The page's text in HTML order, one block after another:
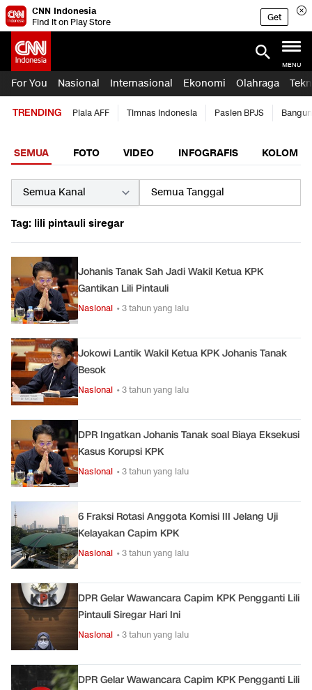
CNN Indonesia
Find it on Play Store
Get
MENU
For You Nasional Internasional Ekonomi Olahraga
TRENDING Piala AFF Timnas Indonesia Pasien BPJS
SEMUA FOTO VIDEO INFOGRAFIS KOLOM
Tag: lili pintauli siregar
Johanis Tanak Sah Jadi Wakil Ketua KPK
Gantikan Lili Pintauli
Nasional • 3 tahun yang lalu
Jokowi Lantik Wakil Ketua KPK Johanis Tanak
Besok
Nasional • 3 tahun yang lalu
DPR Ingatkan Johanis Tanak soal Biaya Eksekusi
Kasus Korupsi KPK
Nasional • 3 tahun yang lalu
6 Fraksi Rotasi Anggota Komisi III Jelang Uji
Kelayakan Capim KPK
Nasional • 3 tahun yang lalu
DPR Gelar Wawancara Capim KPK Pengganti Lili
Pintauli Siregar Hari Ini
Nasional • 3 tahun yang lalu
DPR Gelar Wawancara Capim KPK Pengganti Lili